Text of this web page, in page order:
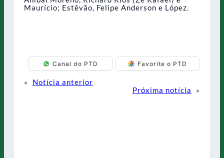
Maurício; Estêvão, Felipe Anderson e López.
Canal do PTD Favorite o PTD
«
Notícia anterior
Próxima notícia
»